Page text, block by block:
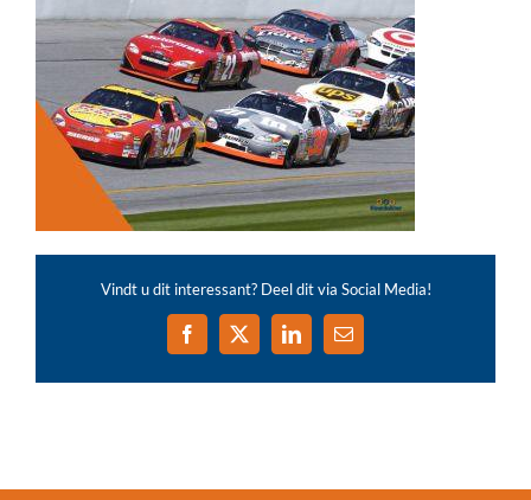
Vindt u dit interessant? Deel dit via Social Media!
Facebook
X LinkedIn
E-